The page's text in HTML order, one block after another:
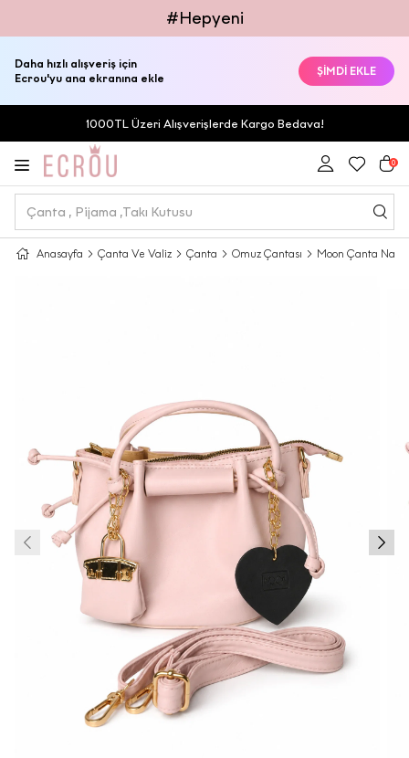
#Hepyeni
Daha hızlı alışveriş için
Ecrou'yu ana ekranına ekle
ŞİMDİ EKLE
1000TL Üzeri Alışverişlerde Kargo Bedava!
0
Anasayfa Çanta Ve Valiz Çanta Omuz Çantası Moon Çanta